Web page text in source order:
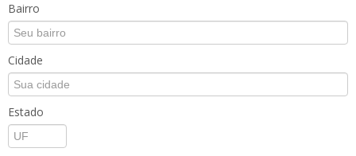
Bairro
Cidade
Estado